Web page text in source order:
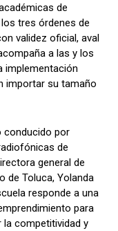
de
tres órdenes de
validez oficial, aval
a las y los
implementación
importar su tamaño
conducido por
de
general de
de Toluca, Yolanda
responde a una
para
competitividad y